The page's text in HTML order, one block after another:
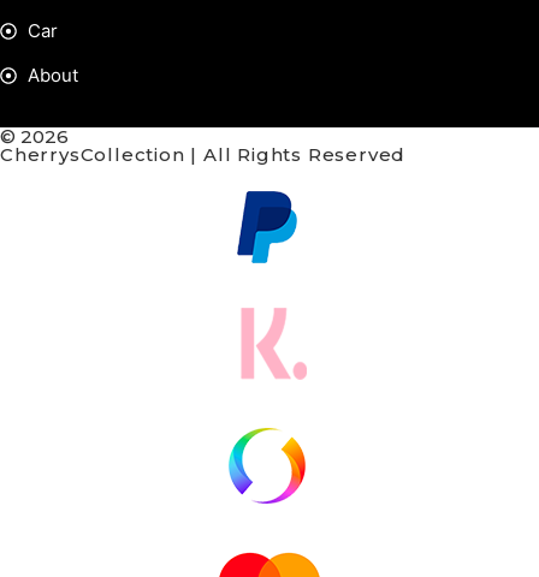
Car
About
© 2026
CherrysCollection | All Rights Reserved